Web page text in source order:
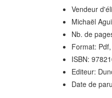
Vendeur
Michaël
Nb. de
Format:
ISBN:
Editeur:
Date de